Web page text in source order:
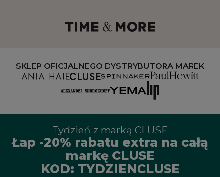
SKLEP OFICJALNEGO DYSTRYBUTORA MAREK
Tydzień z marką CLUSE
Łap -20% rabatu extra na całą
markę CLUSE
KOD: TYDZIENCLUSE